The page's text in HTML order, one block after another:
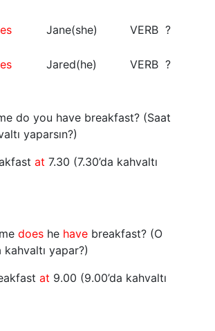
Jane(she)
VERB ?
Jared(he) VERB ?
do you have breakfast? (Saat
yaparsın?)
at 7.30 (7.30’da kahvaltı
does he have breakfast? (O
yapar?)
at 9.00 (9.00’da kahvaltı